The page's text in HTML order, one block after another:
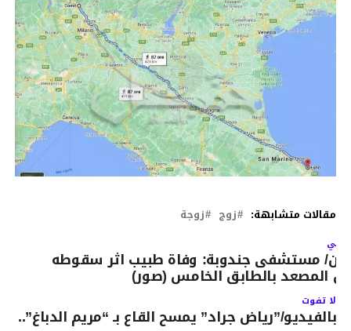
مقالات متشابهة: زوج زوجة
مستشفى جندوبة: وفاة طبيب اثر سقوطه
المصعد بالطابق الخامس (صور)
لا تفوت
بالفيديو/”رياض جراد” يمسح القاع بـ “مريم الدباغ”..